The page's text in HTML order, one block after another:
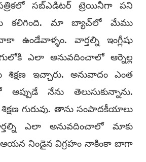
సబ్‌ఎడిటర్‌ ట్రెయినీగా పని
కలిగింది. మా బ్యాచ్‌లో మేము
ఉండేవాళ్ళం. వార్తల్ని ఇంగ్లీషు
ఎలా అనువదించాలో ఆర్నెల్ల
ఇచ్చారు. అనువాదం ఎంత
అప్పుడే నేను తెలుసుకున్నాను.
గురువు. తాను సంపాదకీయాలు
ఎలా అనువదించాలో మాకు
ఆయన నిండైన విగ్రహం నాకింకా బాగా